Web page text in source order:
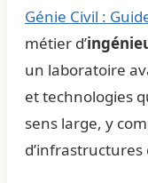
Génie Civil :
métier d’
un laboratoire
et technologies
sens large, y
d’infrastructures